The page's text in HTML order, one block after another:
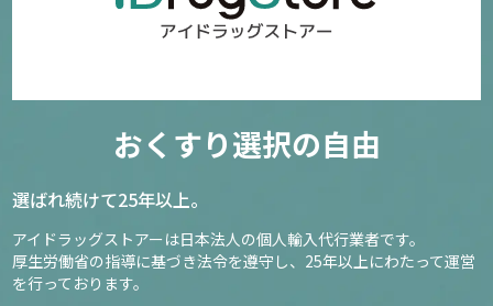
おくすり選択の自由
選ばれ続けて25年以上。
アイドラッグストアーは日本法人の個人輸入代行業者です。
厚生労働省の指導に基づき法令を遵守し、 25年以上にわたって運営
を行っております。